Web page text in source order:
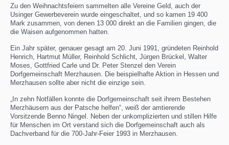
Zu den Weihnachtsfeiern sammelten alle Vereine Geld, auch der
Usinger Gewerbeverein wurde eingeschaltet, und so kamen 19 400
Mark zusammen, von denen 13 000 direkt an die Familien gingen, die
die Waisen aufgenommen hatten.
Ein Jahr später, genauer gesagt am 20. Juni 1991, gründeten Reinhold
Henrich, Hartmut Müller, Reinhold Schlicht, Jürgen Brückel, Walter
Moses, Gottfried Carle und Dr. Peter Stenzel den Verein
Dorfgemeinschaft Merzhausen. Die beispielhafte Aktion in Hessen und
Merzhausen sollte aber nicht die einzige sein.
„In zehn Notfällen konnte die Dorfgemeinschaft seit ihrem Bestehen
Merzhäusern aus der Patsche helfen“, weiß der amtierende
Vorsitzende Benno Ningel. Neben der unkomplizierten und stillen Hilfe
für Menschen im Ort verstand sich die Dorfgemeinschaft auch als
Dachverband für die 700-Jahr-Feier 1993 in Merzhausen.